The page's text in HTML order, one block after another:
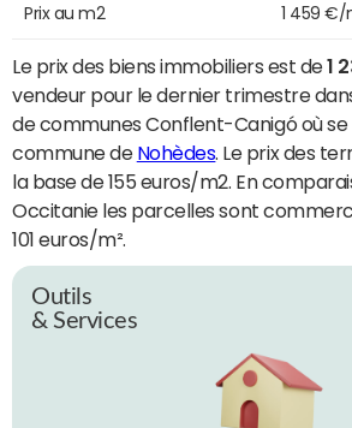
Prix au m2 1 459 €/
Le prix des biens immobiliers est de1
vendeur pour le dernier trimestre
de communes Conflent-Canigó où se
commune de Nohèdes. Le prix des
la base de 155 euros/m2. En
Occitanie les parcelles sont
101 euros/m².
Outils
& Services